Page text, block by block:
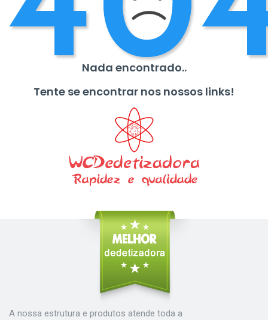
Nada encontrado..
Tente se encontrar nos nossos links!
A nossa estrutura e produtos atende toda a